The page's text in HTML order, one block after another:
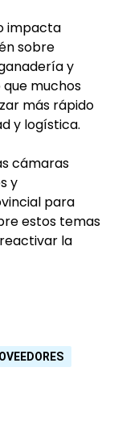
impacta
sobre
y
muchos
más rápido
y logística.
cámaras
y
para
estos temas
la